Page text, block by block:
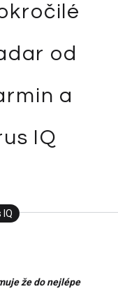
od
a
IQ
IQ
že do nejlépe